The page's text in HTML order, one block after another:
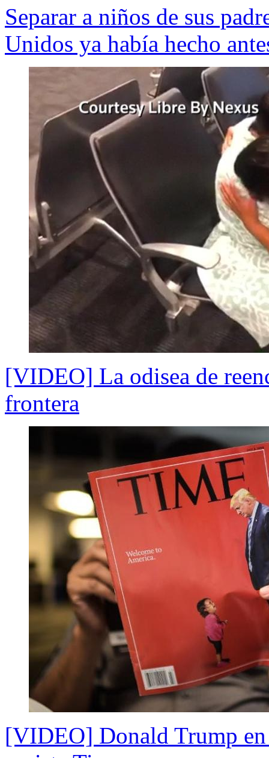
Separar a niños de sus
Unidos ya había hecho
[VIDEO] La odisea de
frontera
[VIDEO] Donald Trump